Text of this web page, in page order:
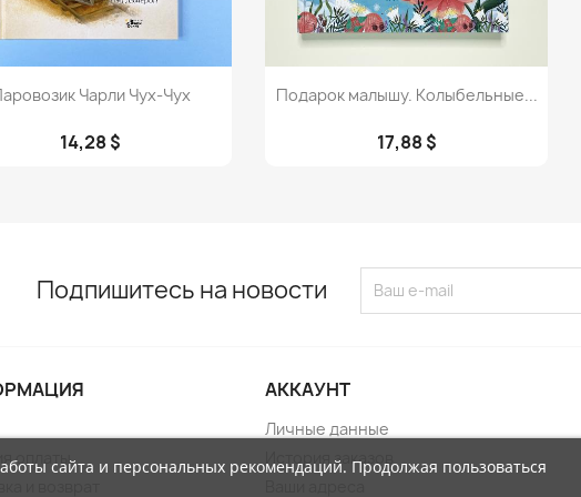
Просмотр
Чарли Чух-Чух
14,28 $
Просмотр
Подарок малышу. Колыбельные...
17,88 $
Подпишитесь на новости
оплаты
и возврат
АККАУНТ
Личные данные
История заказов
сайта и персональных рекомендаций. Продолжая пользоваться